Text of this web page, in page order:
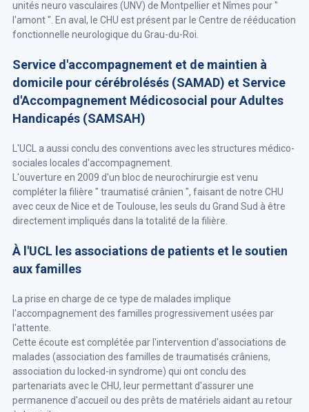
unités neuro vasculaires (UNV) de Montpellier et Nîmes pour "
l'amont ". En aval, le CHU est présent par le Centre de rééducation
fonctionnelle neurologique du Grau-du-Roi.
Service d'accompagnement et de maintien à
domicile pour cérébrolésés (SAMAD) et Service
d'Accompagnement Médicosocial pour Adultes
Handicapés (SAMSAH)
L'UCL a aussi conclu des conventions avec les structures médico-
sociales locales d'accompagnement.
L'ouverture en 2009 d'un bloc de neurochirurgie est venu
compléter la filière " traumatisé crânien ", faisant de notre CHU
avec ceux de Nice et de Toulouse, les seuls du Grand Sud à être
directement impliqués dans la totalité de la filière.
À l'UCL les associations de patients et le soutien
aux familles
La prise en charge de ce type de malades implique
l'accompagnement des familles progressivement usées par
l'attente.
Cette écoute est complétée par l'intervention d'associations de
malades (association des familles de traumatisés crâniens,
association du locked-in syndrome) qui ont conclu des
partenariats avec le CHU, leur permettant d'assurer une
permanence d'accueil ou des prêts de matériels aidant au retour